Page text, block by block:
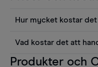
Hur mycket kostar
använda sådana
Vad kostar det att
Det är en rad
Produkter och